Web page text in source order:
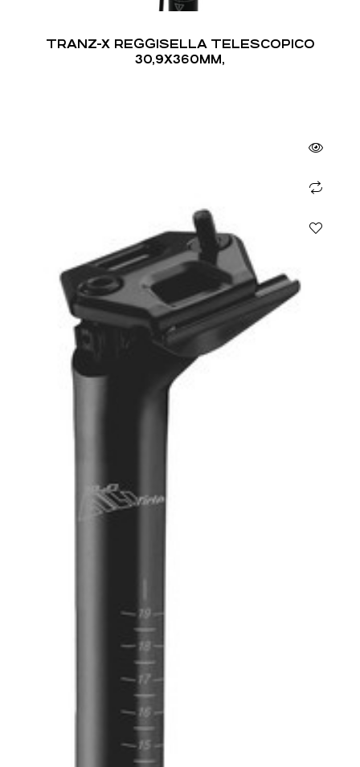
TRANZ-X REGGISELLA TELESCOPICO
30,9X360MM,